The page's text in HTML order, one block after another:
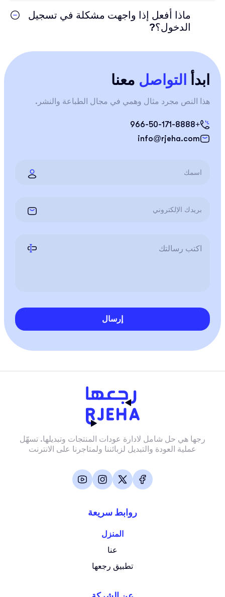
ماذا أفعل إذا واجهت مشكلة في تسجيل
الدخول؟?
ابدأ التواصل معنا
هذا النص مجرد مثال وهمي في مجال الطباعة والنشر.
+966-50-171-8888
info@rjeha.com
إرسال
رجها هي حل شامل لادارة عودات المنتجات وتبديلها. تسهّل
عملية العودة والتبديل لزبائننا ولمتاجرنا على الانترنت
روابط سريعة
المنزل
عنا
تطبيق رجعها